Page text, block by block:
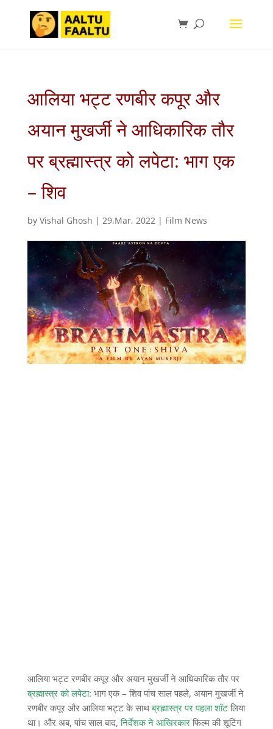
आलिया भट्ट रणबीर कपूर और
अयान मुखर्जी ने आधिकारिक तौर
पर ब्रह्मास्त्र को लपेटा: भाग एक
– शिव
by Vishal Ghosh | 29,Mar, 2022| Film News
आलिया भट्ट रणबीर कपूर और अयान मुखर्जी ने आधिकारिक तौर पर
ब्रह्मास्त्र को लपेटा: भाग एक – शिव पांच साल पहले, अयान मुखर्जी ने
रणबीर कपूर और आलिया भट्ट के साथब्रह्मास्त्र पर पहला शॉटलिया
था। और अब, पांच साल बाद,निर्देशक ने आखिरकारफिल्म की शूटिंग